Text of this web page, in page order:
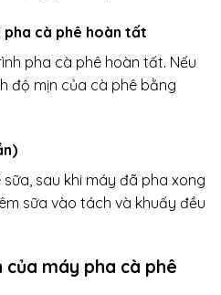
cà phê hoàn tất
pha cà phê hoàn tất. Nếu
độ mịn của cà phê bằng
sau khi máy đã pha xong
sữa vào tách và khuấy đều
của máy pha cà phê